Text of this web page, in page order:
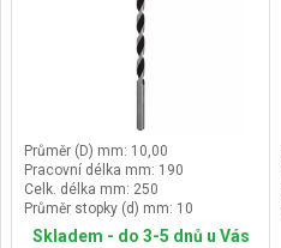
Průměr (D) mm: 10,00
Pracovní délka mm: 190
Celk. délka mm: 250
Průměr stopky (d) mm: 10
Skladem - do 3-5 dnů u Vás